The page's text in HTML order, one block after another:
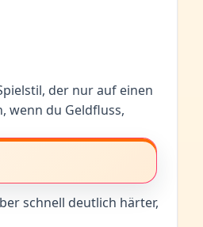
der nur auf einen
wenn du Geldfluss,
schnell deutlich härter,